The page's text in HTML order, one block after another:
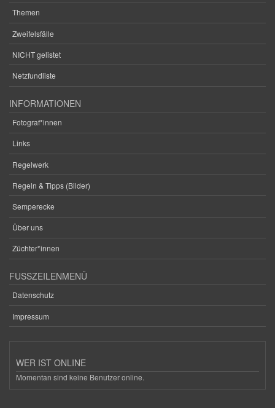
Themen
Zweifelsfälle
NICHT gelistet
Netzfundliste
INFORMATIONEN
Fotograf*innen
Links
Regelwerk
Regeln & Tipps (Bilder)
Semperecke
Über uns
Züchter*innen
FUSSZEILENMENÜ
Datenschutz
Impressum
WER IST ONLINE
Momentan sind keine Benutzer online.